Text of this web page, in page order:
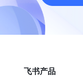
飞书产品